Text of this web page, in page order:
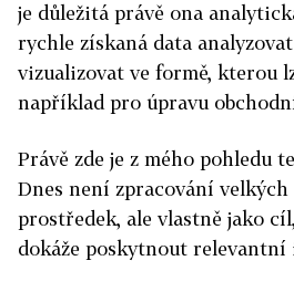
je důležitá právě ona
rychle získaná data
vizualizovat ve formě, kterou
například pro úpravu
Právě zde je z mého pohledu
Dnes není zpracování
prostředek, ale vlastně jako
dokáže poskytnout relevantní